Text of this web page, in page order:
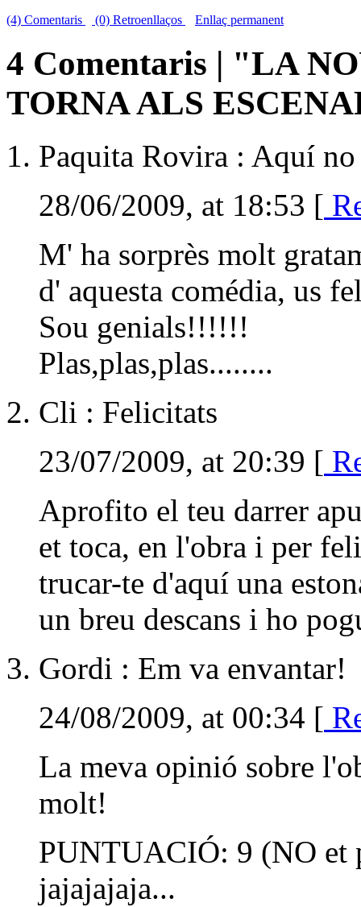
(4) Comentaris (0) Retroenllaços Enllaç permanent
4 Comentaris | "LA
TORNA ALS
Paquita Rovira : Aquí
28/06/2009, at 18:53 [
M' ha sorprès molt
d' aquesta comédia, us
Sou genials!!!!!!
Plas,plas,plas........
Cli : Felicitats
23/07/2009, at 20:39 [
Aprofito el teu darrer
et toca, en l'obra i per
trucar-te d'aquí una
un breu descans i ho
Gordi : Em va envantar!
24/08/2009, at 00:34 [
La meva opinió sobre
molt!
PUNTUACIÓ: 9 (NO et
jajajajaja...